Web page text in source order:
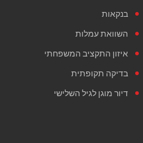
בנקאות
השוואת עמלות
איזון התקציב המשפחתי
בדיקה תקופתית
דיור מוגן לגיל השלישי